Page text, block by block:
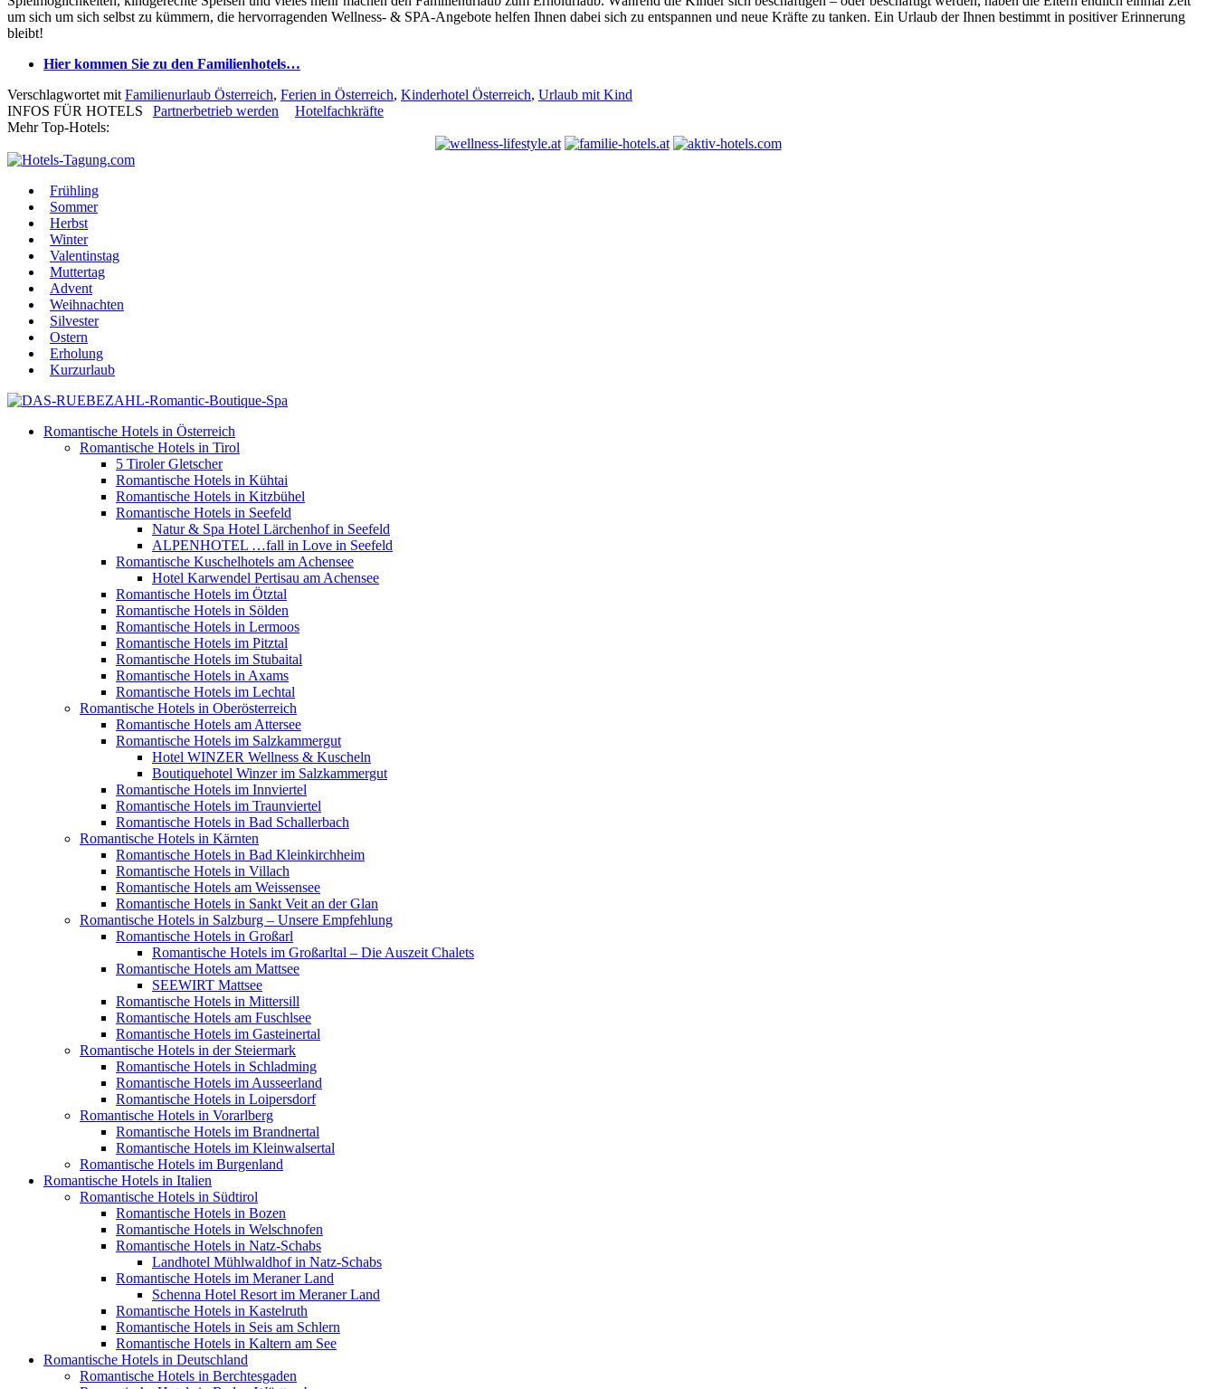
um sich um sich selbst zu kümmern, die hervorragenden Wellness- & SPA-Angebote helfen Ihnen dabei sich zu entspannen und neue Kräfte zu tanken. Ein Urlaub der Ihnen bestimmt in positiver Erinnerung
bleibt!
Hier kommen Sie zu den Familienhotels…
Verschlagwortet mit Familienurlaub Österreich, Ferien in Österreich, Kinderhotel Österreich, Urlaub mit Kind
INFOS FÜR HOTELS
Partnerbetrieb werden
Hotelfachkräfte
Mehr Top-Hotels:
Frühling
Sommer
Herbst
Winter
Valentinstag
Muttertag
Advent
Weihnachten
Silvester
Ostern
Erholung
Kurzurlaub
Romantische Hotels in Österreich
Romantische Hotels in Tirol
5 Tiroler Gletscher
Romantische Hotels in Kühtai
Romantische Hotels in Kitzbühel
Romantische Hotels in Seefeld
Natur & Spa Hotel Lärchenhof in Seefeld
ALPENHOTEL …fall in Love in Seefeld
Romantische Kuschelhotels am Achensee
Hotel Karwendel Pertisau am Achensee
Romantische Hotels im Ötztal
Romantische Hotels in Sölden
Romantische Hotels in Lermoos
Romantische Hotels im Pitztal
Romantische Hotels im Stubaital
Romantische Hotels in Axams
Romantische Hotels im Lechtal
Romantische Hotels in Oberösterreich
Romantische Hotels am Attersee
Romantische Hotels im Salzkammergut
Hotel WINZER Wellness & Kuscheln
Boutiquehotel Winzer im Salzkammergut
Romantische Hotels im Innviertel
Romantische Hotels im Traunviertel
Romantische Hotels in Bad Schallerbach
Romantische Hotels in Kärnten
Romantische Hotels in Bad Kleinkirchheim
Romantische Hotels in Villach
Romantische Hotels am Weissensee
Romantische Hotels in Sankt Veit an der Glan
Romantische Hotels in Salzburg – Unsere Empfehlung
Romantische Hotels in Großarl
Romantische Hotels im Großarltal – Die Auszeit Chalets
Romantische Hotels am Mattsee
SEEWIRT Mattsee
Romantische Hotels in Mittersill
Romantische Hotels am Fuschlsee
Romantische Hotels im Gasteinertal
Romantische Hotels in der Steiermark
Romantische Hotels in Schladming
Romantische Hotels im Ausseerland
Romantische Hotels in Loipersdorf
Romantische Hotels in Vorarlberg
Romantische Hotels im Brandnertal
Romantische Hotels im Kleinwalsertal
Romantische Hotels im Burgenland
Romantische Hotels in Italien
Romantische Hotels in Südtirol
Romantische Hotels in Bozen
Romantische Hotels in Welschnofen
Romantische Hotels in Natz-Schabs
Landhotel Mühlwaldhof in Natz-Schabs
Romantische Hotels im Meraner Land
Schenna Hotel Resort im Meraner Land
Romantische Hotels in Kastelruth
Romantische Hotels in Seis am Schlern
Romantische Hotels in Kaltern am See
Romantische Hotels in Deutschland
Romantische Hotels in Berchtesgaden